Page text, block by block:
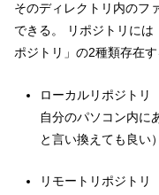
そのディレクトリ内のフ
できる。 リポジトリには
ポジトリ」の2種類存在す
ローカルリポジトリ
自分のパソコン内に
と言い換えても良い）
リモートリポジトリ